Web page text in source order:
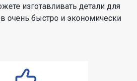
изготавливать детали для
очень быстро и экономически